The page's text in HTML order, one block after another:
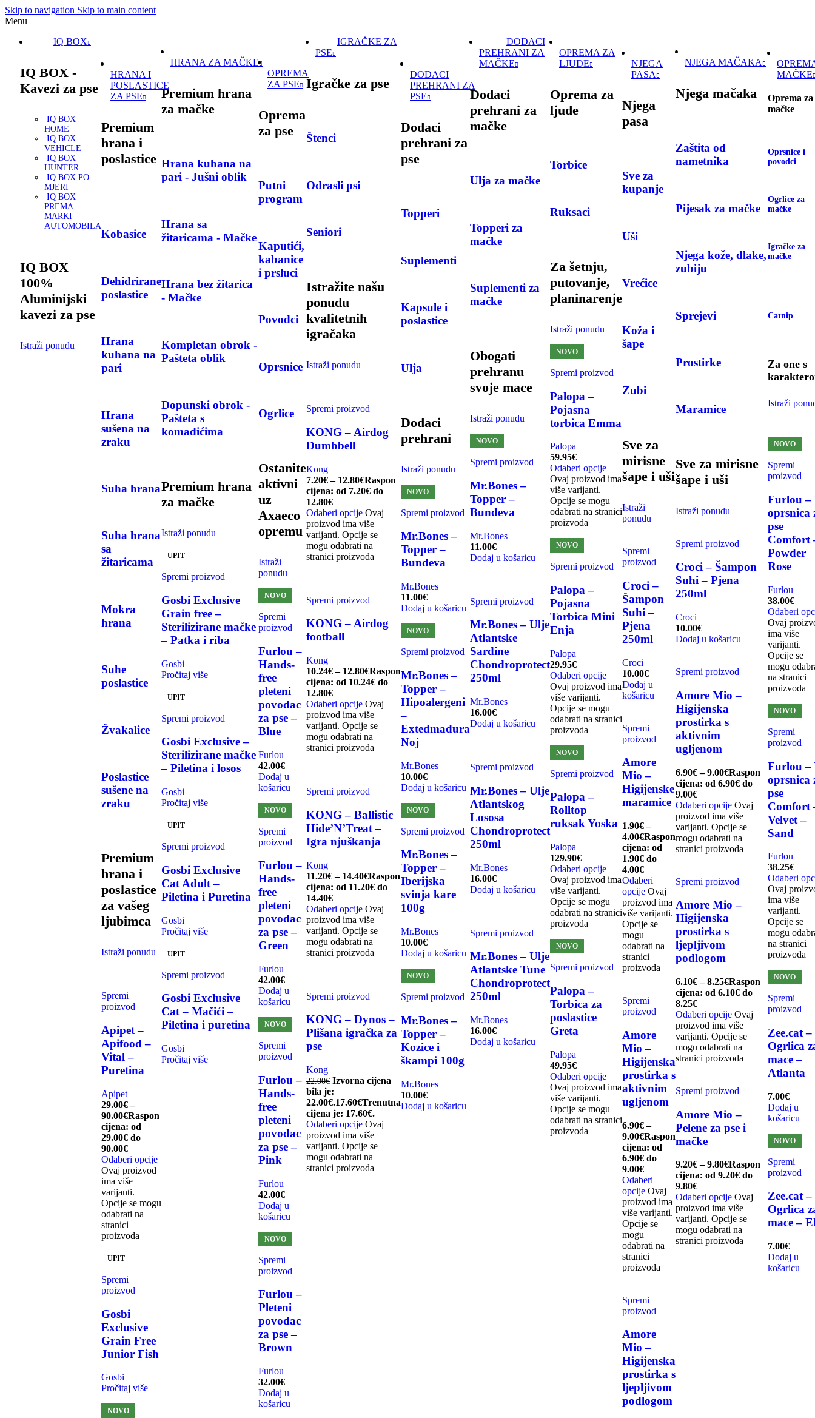
Skip to navigation Skip to main content
Menu
IQ BOX
IQ BOX -
Kavezi za pse
IQ BOX
HOME
IQ BOX
VEHICLE
IQ BOX
HUNTER
IQ BOX PO
MJERI
IQ BOX
PREMA
MARKI
AUTOMOBILA
IQ BOX
100%
Aluminijski
kavezi za pse
Istraži ponudu
HRANA I
POSLASTICE
ZA PSE
Premium
hrana i
poslastice
Kobasice
Dehidrirane
poslastice
Hrana
kuhana na
pari
Hrana
sušena na
zraku
Suha hrana
Suha hrana
sa
žitaricama
Mokra
hrana
Suhe
poslastice
Žvakalice
Poslastice
sušene na
zraku
Premium
hrana i
poslastice
za vašeg
ljubimca
Istraži ponudu
Spremi
proizvod
Apipet –
Apifood –
Vital –
Puretina
Apipet
29.00€ –
90.00€Raspon
cijena: od
29.00€ do
90.00€
Odaberi opcije
Ovaj proizvod
ima više
varijanti.
Opcije se mogu
odabrati na
stranici
proizvoda
UPIT
Spremi
proizvod
Gosbi
Exclusive
Grain Free
Junior Fish
Gosbi
Pročitaj više
NOVO
HRANA ZA MAČKE
Premium hrana
za mačke
Hrana kuhana na
pari - Jušni oblik
Hrana sa
žitaricama - Mačke
Hrana bez žitarica
- Mačke
Kompletan obrok -
Pašteta oblik
Dopunski obrok -
Pašteta s
komadićima
Premium hrana
za mačke
Istraži ponudu
UPIT
Spremi proizvod
Gosbi Exclusive
Grain free –
Sterilizirane mačke
– Patka i riba
Gosbi
Pročitaj više
UPIT
Spremi proizvod
Gosbi Exclusive –
Sterilizirane mačke
– Piletina i losos
Gosbi
Pročitaj više
UPIT
Spremi proizvod
Gosbi Exclusive
Cat Adult –
Piletina i Puretina
Gosbi
Pročitaj više
UPIT
Spremi proizvod
Gosbi Exclusive
Cat – Mačići –
Piletina i puretina
Gosbi
Pročitaj više
OPREMA
ZA PSE
Oprema
za pse
Putni
program
Kaputići,
kabanice
i prsluci
Povodci
Oprsnice
Ogrlice
Ostanite
aktivni
uz
Axaeco
opremu
Istraži
ponudu
NOVO
Spremi
proizvod
Furlou –
Hands-
free
pleteni
povodac
za pse –
Blue
Furlou
42.00€
Dodaj u
košaricu
NOVO
Spremi
proizvod
Furlou –
Hands-
free
pleteni
povodac
za pse –
Green
Furlou
42.00€
Dodaj u
košaricu
NOVO
Spremi
proizvod
Furlou –
Hands-
free
pleteni
povodac
za pse –
Pink
Furlou
42.00€
Dodaj u
košaricu
NOVO
Spremi
proizvod
Furlou –
Pleteni
povodac
za pse –
Brown
Furlou
32.00€
Dodaj u
košaricu
IGRAČKE ZA
PSE
Igračke za pse
Štenci
Odrasli psi
Seniori
Istražite našu
ponudu
kvalitetnih
igračaka
Istraži ponudu
Spremi proizvod
KONG – Airdog
Dumbbell
Kong
7.20€ – 12.80€Raspon
cijena: od 7.20€ do
12.80€
Odaberi opcije Ovaj
proizvod ima više
varijanti. Opcije se
mogu odabrati na
stranici proizvoda
Spremi proizvod
KONG – Airdog
football
Kong
10.24€ – 12.80€Raspon
cijena: od 10.24€ do
12.80€
Odaberi opcije Ovaj
proizvod ima više
varijanti. Opcije se
mogu odabrati na
stranici proizvoda
Spremi proizvod
KONG – Ballistic
Hide’N’Treat –
Igra njuškanja
Kong
11.20€ – 14.40€Raspon
cijena: od 11.20€ do
14.40€
Odaberi opcije Ovaj
proizvod ima više
varijanti. Opcije se
mogu odabrati na
stranici proizvoda
Spremi proizvod
KONG – Dynos –
Plišana igračka za
pse
Kong
22.00€ Izvorna cijena
bila je:
22.00€.17.60€Trenutna
cijena je: 17.60€.
Odaberi opcije Ovaj
proizvod ima više
varijanti. Opcije se
mogu odabrati na
stranici proizvoda
DODACI
PREHRANI ZA
PSE
Dodaci
prehrani za
pse
Topperi
Suplementi
Kapsule i
poslastice
Ulja
Dodaci
prehrani
Istraži ponudu
NOVO
Spremi proizvod
Mr.Bones –
Topper –
Bundeva
Mr.Bones
11.00€
Dodaj u košaricu
NOVO
Spremi proizvod
Mr.Bones –
Topper –
Hipoalergeni
–
Extedmadura
Noj
Mr.Bones
10.00€
Dodaj u košaricu
NOVO
Spremi proizvod
Mr.Bones –
Topper –
Iberijska
svinja kare
100g
Mr.Bones
10.00€
Dodaj u košaricu
NOVO
Spremi proizvod
Mr.Bones –
Topper –
Kozice i
škampi 100g
Mr.Bones
10.00€
Dodaj u košaricu
DODACI
PREHRANI ZA
MAČKE
Dodaci
prehrani za
mačke
Ulja za mačke
Topperi za
mačke
Suplementi za
mačke
Obogati
prehranu
svoje mace
Istraži ponudu
NOVO
Spremi proizvod
Mr.Bones –
Topper –
Bundeva
Mr.Bones
11.00€
Dodaj u košaricu
Spremi proizvod
Mr.Bones – Ulje
Atlantske
Sardine
Chondroprotect
250ml
Mr.Bones
16.00€
Dodaj u košaricu
Spremi proizvod
Mr.Bones – Ulje
Atlantskog
Lososa
Chondroprotect
250ml
Mr.Bones
16.00€
Dodaj u košaricu
Spremi proizvod
Mr.Bones – Ulje
Atlantske Tune
Chondroprotect
250ml
Mr.Bones
16.00€
Dodaj u košaricu
OPREMA ZA
LJUDE
Oprema za
ljude
Torbice
Ruksaci
Za šetnju,
putovanje,
planinarenje
Istraži ponudu
NOVO
Spremi proizvod
Palopa –
Pojasna
torbica Emma
Palopa
59.95€
Odaberi opcije
Ovaj proizvod ima
više varijanti.
Opcije se mogu
odabrati na stranici
proizvoda
NOVO
Spremi proizvod
Palopa –
Pojasna
Torbica Mini
Enja
Palopa
29.95€
Odaberi opcije
Ovaj proizvod ima
više varijanti.
Opcije se mogu
odabrati na stranici
proizvoda
NOVO
Spremi proizvod
Palopa –
Rolltop
ruksak Yoska
Palopa
129.90€
Odaberi opcije
Ovaj proizvod ima
više varijanti.
Opcije se mogu
odabrati na stranici
proizvoda
NOVO
Spremi proizvod
Palopa –
Torbica za
poslastice
Greta
Palopa
49.95€
Odaberi opcije
Ovaj proizvod ima
više varijanti.
Opcije se mogu
odabrati na stranici
proizvoda
NJEGA
PASA
Njega
pasa
Sve za
kupanje
Uši
Vrećice
Koža i
šape
Zubi
Sve za
mirisne
šape i uši
Istraži
ponudu
Spremi
proizvod
Croci –
Šampon
Suhi –
Pjena
250ml
Croci
10.00€
Dodaj u
košaricu
Spremi
proizvod
Amore
Mio –
Higijenske
maramice
1.90€ –
4.00€Raspon
cijena: od
1.90€ do
4.00€
Odaberi
opcije Ovaj
proizvod ima
više varijanti.
Opcije se
mogu
odabrati na
stranici
proizvoda
Spremi
proizvod
Amore
Mio –
Higijenska
prostirka s
aktivnim
ugljenom
6.90€ –
9.00€Raspon
cijena: od
6.90€ do
9.00€
Odaberi
opcije Ovaj
proizvod ima
više varijanti.
Opcije se
mogu
odabrati na
stranici
proizvoda
Spremi
proizvod
Amore
Mio –
Higijenska
prostirka s
ljepljivom
podlogom
NJEGA MAČAKA
Njega mačaka
Zaštita od
nametnika
Pijesak za mačke
Njega kože, dlake,
zubiju
Sprejevi
Prostirke
Maramice
Sve za mirisne
šape i uši
Istraži ponudu
Spremi proizvod
Croci – Šampon
Suhi – Pjena
250ml
Croci
10.00€
Dodaj u košaricu
Spremi proizvod
Amore Mio –
Higijenska
prostirka s
aktivnim
ugljenom
6.90€ – 9.00€Raspon
cijena: od 6.90€ do
9.00€
Odaberi opcije Ovaj
proizvod ima više
varijanti. Opcije se
mogu odabrati na
stranici proizvoda
Spremi proizvod
Amore Mio –
Higijenska
prostirka s
ljepljivom
podlogom
6.10€ – 8.25€Raspon
cijena: od 6.10€ do
8.25€
Odaberi opcije Ovaj
proizvod ima više
varijanti. Opcije se
mogu odabrati na
stranici proizvoda
Spremi proizvod
Amore Mio –
Pelene za pse i
mačke
9.20€ – 9.80€Raspon
cijena: od 9.20€ do
9.80€
Odaberi opcije Ovaj
proizvod ima više
varijanti. Opcije se
mogu odabrati na
stranici proizvoda
MAČKE
Oprema za
mačke
Oprsnice i
povodci
Ogrlice za
mačke
Igračke za
mačke
Catnip
Za one s
Istraži
NOVO
Spremi
proizvod
Furlou –
oprsnica
pse
Comfort
Powder
Rose
Furlou
38.00€
Odaberi
Ovaj
ima više
varijanti.
Opcije se
mogu
na stranici
proizvoda
NOVO
Spremi
proizvod
Furlou –
oprsnica
pse
Comfort
Velvet –
Sand
Furlou
38.25€
Odaberi
Ovaj
ima više
varijanti.
Opcije se
mogu
na stranici
proizvoda
NOVO
Spremi
proizvod
Zee.cat –
Ogrlica
mace –
Atlanta
7.00€
Dodaj u
košaricu
NOVO
Spremi
proizvod
Zee.cat –
Ogrlica
mace –
7.00€
Dodaj u
košaricu